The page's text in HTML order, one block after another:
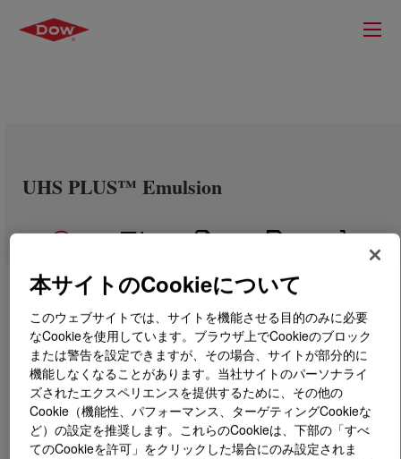
UHS PLUS™ Emulsion
とはUHS PLUS™ Emulsion?
本サイトのCookieについて
このウェブサイトでは、サイトを機能させる目的のみに必要
なCookieを使用しています。ブラウザ上でCookieのブロック
または警告を設定できますが、その場合、サイトが部分的に
機能しなくなることがあります。当社サイトのパーソナライ
ズされたエクスペリエンスを提供するために、その他の
Cookie（機能性、パフォーマンス、ターゲティングCookieな
ど）の設定を推奨します。これらのCookieは、下部の「すべ
てのCookieを許可」をクリックした場合にのみ設定されま